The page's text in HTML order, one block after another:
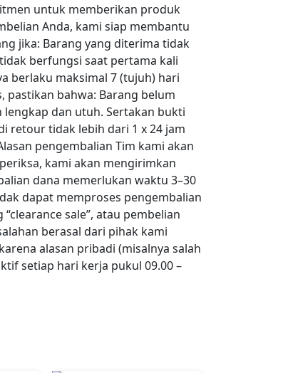
untuk memberikan produk
Anda, kami siap membantu
jika: Barang yang diterima tidak
berfungsi saat pertama kali
berlaku maksimal 7 (tujuh) hari
pastikan bahwa: Barang belum
lengkap dan utuh. Sertakan bukti
retour tidak lebih dari 1 x 24 jam
pengembalian Tim kami akan
kami akan mengirimkan
dana memerlukan waktu 3–30
dapat memproses pengembalian
sale”, atau pembelian
berasal dari pihak kami
alasan pribadi (misalnya salah
setiap hari kerja pukul 09.00 –